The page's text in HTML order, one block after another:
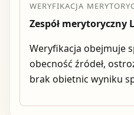
WERYFIKACJA
Zespół merytoryczny
Weryfikacja obejmuje
obecność źródeł,
brak obietnic wyniku